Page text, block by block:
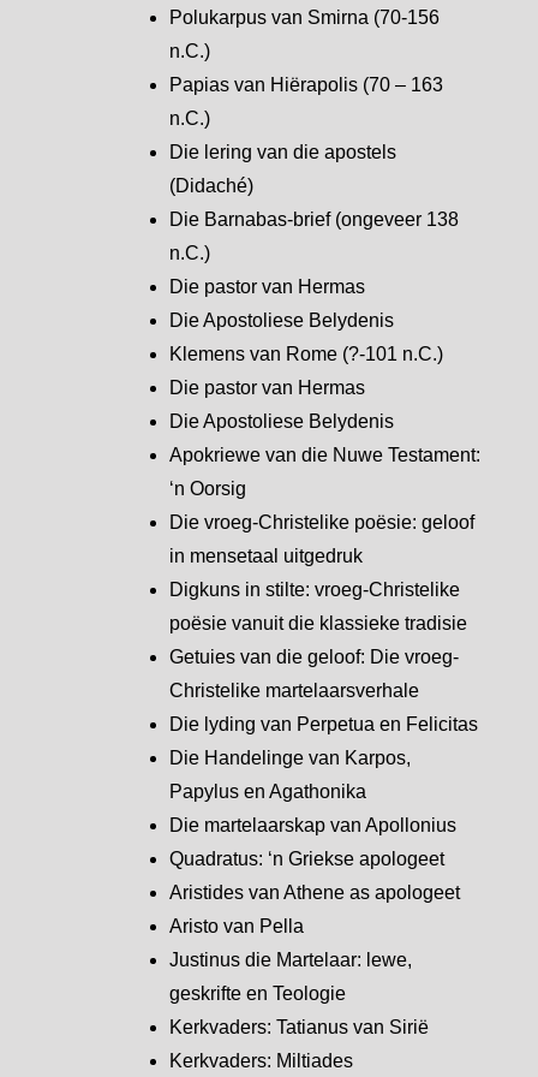
Polukarpus van Smirna (70-156
n.C.)
Papias van Hiërapolis (70 – 163
n.C.)
Die lering van die apostels
(Didaché)
Die Barnabas-brief (ongeveer 138
n.C.)
Die pastor van Hermas
Die Apostoliese Belydenis
Klemens van Rome (?-101 n.C.)
Die pastor van Hermas
Die Apostoliese Belydenis
Apokriewe van die Nuwe Testament:
‘n Oorsig
Die vroeg-Christelike poësie: geloof
in mensetaal uitgedruk
Digkuns in stilte: vroeg-Christelike
poësie vanuit die klassieke tradisie
Getuies van die geloof: Die vroeg-
Christelike martelaarsverhale
Die lyding van Perpetua en Felicitas
Die Handelinge van Karpos,
Papylus en Agathonika
Die martelaarskap van Apollonius
Quadratus: ‘n Griekse apologeet
Aristides van Athene as apologeet
Aristo van Pella
Justinus die Martelaar: lewe,
geskrifte en Teologie
Kerkvaders: Tatianus van Sirië
Kerkvaders: Miltiades